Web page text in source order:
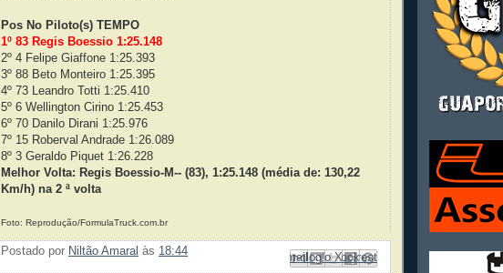
Pos No Piloto(s) TEMPO
1º 83 Regis Boessio 1:25.148
2º 4 Felipe Giaffone 1:25.393
3º 88 Beto Monteiro 1:25.395
4º 73 Leandro Totti 1:25.410
5º 6 Wellington Cirino 1:25.453
6º 70 Danilo Dirani 1:25.976
7º 15 Roberval Andrade 1:26.089
8º 3 Geraldo Piquet 1:26.228
Melhor Volta: Regis Boessio-M-- (83), 1:25.148 (média de: 130,22
Km/h) na 2 ª volta
Foto: Reprodução/FormulaTruck.com.br
Postado por Niltão Amaral às 18:44 Enviar por e-mail
Postar no blog!
Compartilhar no X
Compartilhar no Facebook
Compartilhar com o Pinterest